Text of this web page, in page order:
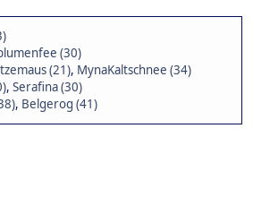
(30)
(21), MynaKaltschnee (34)
, Serafina (30)
, Belgerog (41)